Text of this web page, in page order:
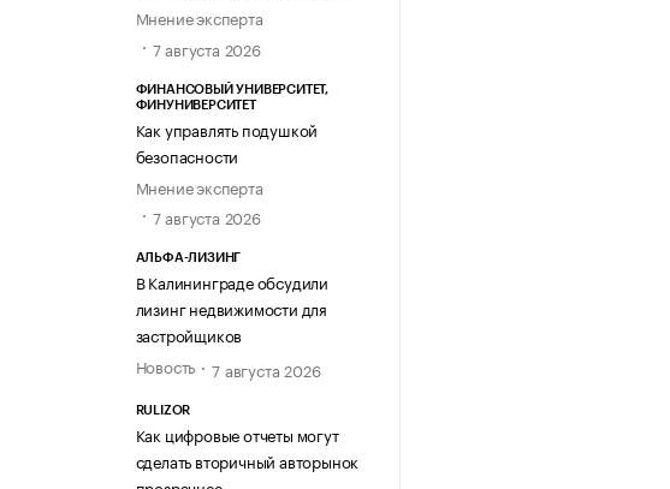
Мнение эксперта
7 августа 2026
ФИНАНСОВЫЙ УНИВЕРСИТЕТ,
ФИНУНИВЕРСИТЕТ
Как управлять подушкой
безопасности
Мнение эксперта
7 августа 2026
АЛЬФА-ЛИЗИНГ
В Калининграде обсудили
лизинг недвижимости для
застройщиков
Новость
7 августа 2026
RULIZOR
Как цифровые отчеты могут
сделать вторичный авторынок